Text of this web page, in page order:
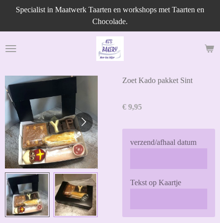
naar
de
Specialist in Maatwerk Taarten en workshops met Taarten en
Chocolade.
Zoet Kado pakket Sint
€ 9,95
verzend/afhaal datum
Tekst op Kaartje